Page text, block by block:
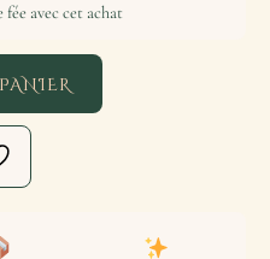
fée avec cet achat